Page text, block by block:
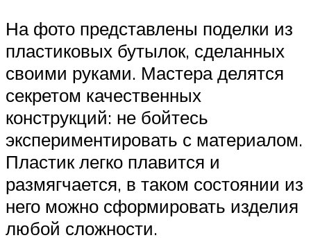
На фото представлены поделки из
пластиковых бутылок, сделанных
своими руками. Мастера делятся
секретом качественных
конструкций: не бойтесь
экспериментировать с материалом.
Пластик легко плавится и
размягчается, в таком состоянии из
него можно сформировать изделия
любой сложности.